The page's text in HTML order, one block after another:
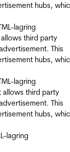
hubs,
lagring
third party
This
hubs,
lagring
allows third party
This
hubs,
lagring